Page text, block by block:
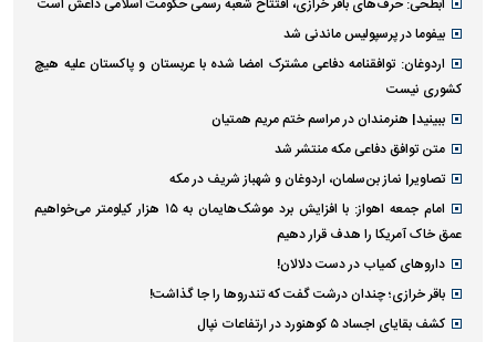
ابطحی: حرف‌های باقر خرازی، افتتاح شعبه رسمی حکومت اسلامی داعش است
بیفوما در پرسپولیس ماندنی شد
اردوغان: توافقنامه دفاعی مشترک امضا شده با عربستان و پاکستان علیه هیچ
کشوری نیست
ببینید| هنرمندان در مراسم ختم مریم همتیان
متن توافق دفاعی مکه منتشر شد
تصاویر| نماز بن‌سلمان، اردوغان و شهباز شریف در مکه
امام‌ جمعه اهواز: با افزایش برد موشک‌هایمان به ۱۵ هزار کیلومتر می‌خواهیم
عمق خاک آمریکا را هدف قرار دهیم
داروهای کمیاب در دست دلالان!
باقر خرازی؛ چندان درشت گفت که تندروها را جا گذاشت!
کشف بقایای اجساد ۵ کوهنورد در ارتفاعات نپال